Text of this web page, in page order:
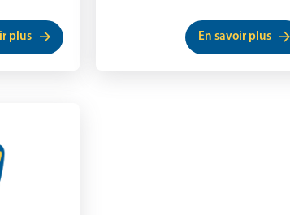
plus En savoir plus